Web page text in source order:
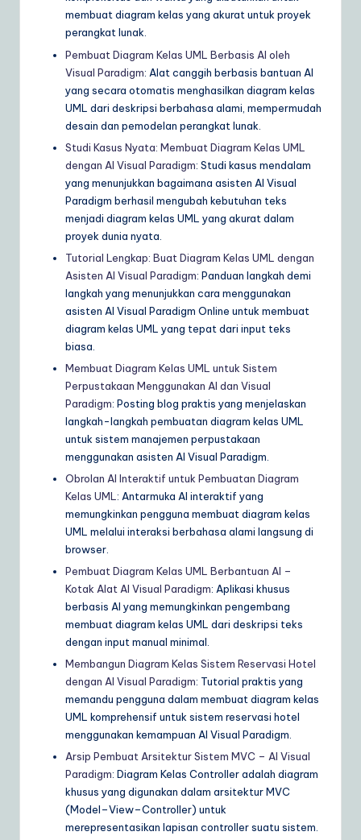
membuat diagram kelas yang akurat untuk proyek
perangkat lunak.
Pembuat Diagram Kelas UML Berbasis AI oleh
Visual Paradigm: Alat canggih berbasis bantuan AI
yang secara otomatis menghasilkan diagram kelas
UML dari deskripsi berbahasa alami, mempermudah
desain dan pemodelan perangkat lunak.
Studi Kasus Nyata: Membuat Diagram Kelas UML
dengan AI Visual Paradigm: Studi kasus mendalam
yang menunjukkan bagaimana asisten AI Visual
Paradigm berhasil mengubah kebutuhan teks
menjadi diagram kelas UML yang akurat dalam
proyek dunia nyata.
Tutorial Lengkap: Buat Diagram Kelas UML dengan
Asisten AI Visual Paradigm: Panduan langkah demi
langkah yang menunjukkan cara menggunakan
asisten AI Visual Paradigm Online untuk membuat
diagram kelas UML yang tepat dari input teks
biasa.
Membuat Diagram Kelas UML untuk Sistem
Perpustakaan Menggunakan AI dan Visual
Paradigm: Posting blog praktis yang menjelaskan
langkah-langkah pembuatan diagram kelas UML
untuk sistem manajemen perpustakaan
menggunakan asisten AI Visual Paradigm.
Obrolan AI Interaktif untuk Pembuatan Diagram
Kelas UML : Antarmuka AI interaktif yang
memungkinkan pengguna membuat diagram kelas
UML melalui interaksi berbahasa alami langsung di
browser.
Pembuat Diagram Kelas UML Berbantuan AI –
Kotak Alat AI Visual Paradigm: Aplikasi khusus
berbasis AI yang memungkinkan pengembang
membuat diagram kelas UML dari deskripsi teks
dengan input manual minimal.
Membangun Diagram Kelas Sistem Reservasi Hotel
dengan AI Visual Paradigm: Tutorial praktis yang
memandu pengguna dalam membuat diagram kelas
UML komprehensif untuk sistem reservasi hotel
menggunakan kemampuan AI Visual Paradigm.
Arsip Pembuat Arsitektur Sistem MVC – AI Visual
Paradigm: Diagram Kelas Controller adalah diagram
khusus yang digunakan dalam arsitektur MVC
(Model–View–Controller) untuk
merepresentasikan lapisan controller suatu sistem.